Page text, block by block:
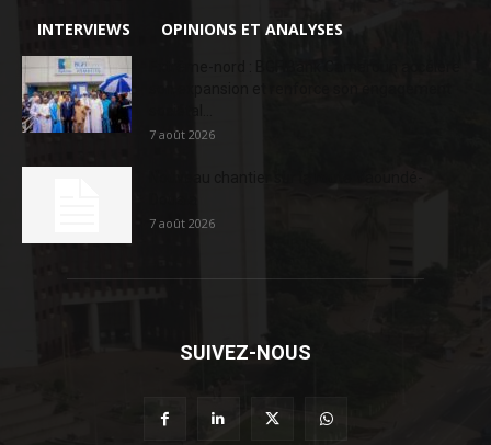
INTERVIEWS OPINIONS ET ANALYSES
7 août 2026
7 août 2026
SUIVEZ-NOUS